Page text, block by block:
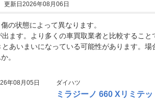
更新日2026年08月06日
の状態によって異なります。
ます。より多くの車買取業者と比較するこ
あいまいになっている可能性があります。
。
年08月05日 ダイハツ
ミラジーノ 660 Xリミテッ